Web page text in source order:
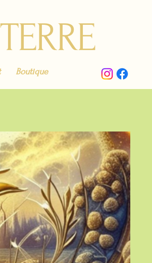
Boutique